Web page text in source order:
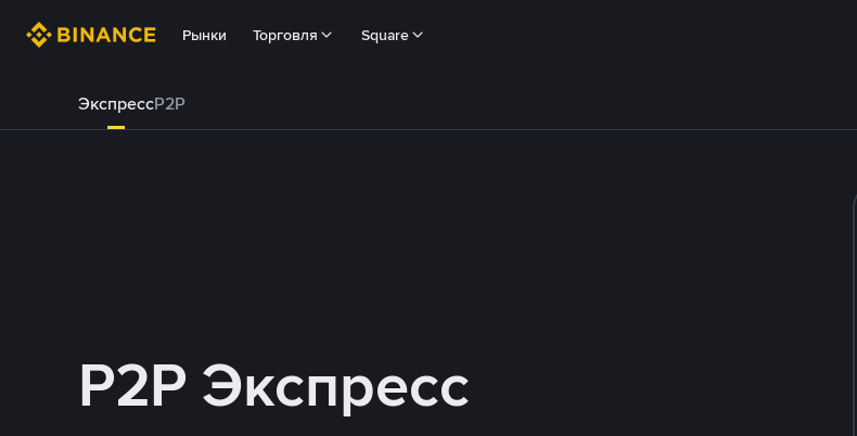
Рынки Торговля Square
ЭкспрессP2P
P2P Экспресс